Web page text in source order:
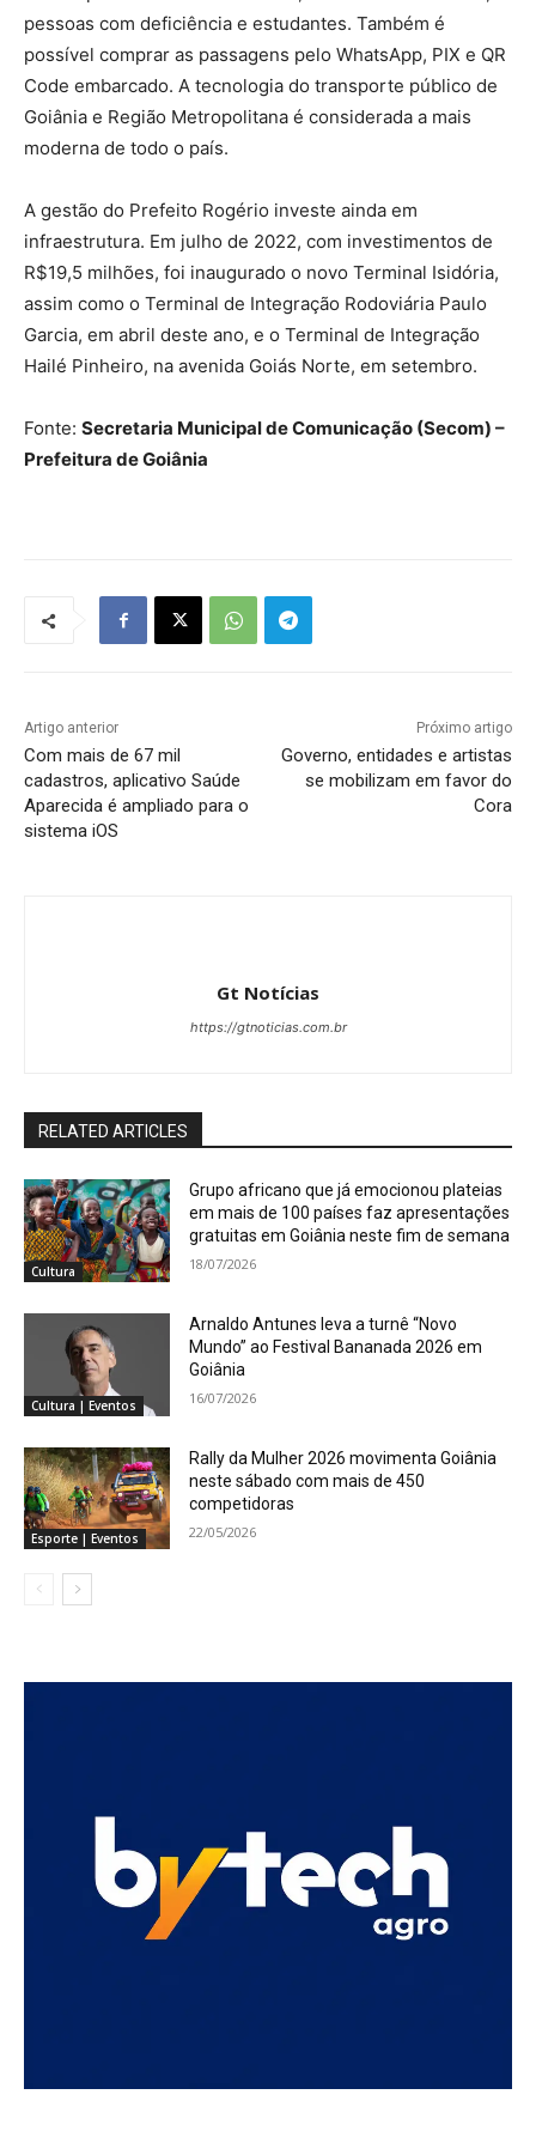
pessoas com deficiência e estudantes. Também é
possível comprar as passagens pelo WhatsApp, PIX e QR
Code embarcado. A tecnologia do transporte público de
Goiânia e Região Metropolitana é considerada a mais
moderna de todo o país.
A gestão do Prefeito Rogério investe ainda em
infraestrutura. Em julho de 2022, com investimentos de
R$19,5 milhões, foi inaugurado o novo Terminal Isidória,
assim como o Terminal de Integração Rodoviária Paulo
Garcia, em abril deste ano, e o Terminal de Integração
Hailé Pinheiro, na avenida Goiás Norte, em setembro.
Fonte: Secretaria Municipal de Comunicação (Secom) –
Prefeitura de Goiânia
Artigo anterior
Com mais de 67 mil
cadastros, aplicativo Saúde
Aparecida é ampliado para o
sistema iOS
Próximo artigo
Governo, entidades e artistas
se mobilizam em favor do
Cora
Gt Notícias
https://gtnoticias.com.br
RELATED ARTICLES
Cultura
Grupo africano que já emocionou plateias
em mais de 100 países faz apresentações
gratuitas em Goiânia neste fim de semana
18/07/2026
Cultura | Eventos
Arnaldo Antunes leva a turnê “Novo
Mundo” ao Festival Bananada 2026 em
Goiânia
16/07/2026
Esporte | Eventos
Rally da Mulher 2026 movimenta Goiânia
neste sábado com mais de 450
competidoras
22/05/2026